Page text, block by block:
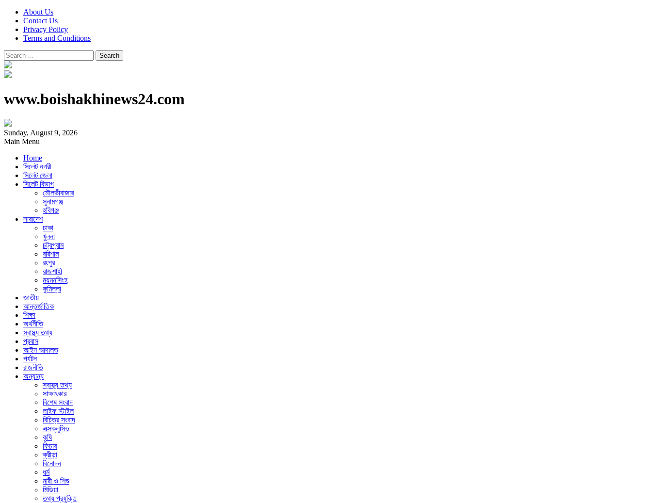
About Us
Contact Us
Privacy Policy
Terms and Conditions
Search
for:
www.boishakhinews24.com
Sunday, August 9, 2026
Main Menu
Home
সিলেট নগরী
সিলেট জেলা
সিলেট বিভাগ
মৌলভীবাজার
সুনামগঞ্জ
হবিগঞ্জ
সারাদেশ
ঢাকা
খুলনা
চট্রগ্রাম
বরিশাল
রংপুর
রাজশাহী
ময়মনসিংহ
কুমিল্লা
জাতীয়
আন্তর্জাতিক
শিক্ষা
অর্থনীতি
স্বাস্থ্য তথ্য
প্রবাস
আইন আদালত
পর্যটন
রাজনীতি
অন্যান্য
স্বাস্থ্য তথ্য
সাক্ষাৎকার
বিশেষ সংবাদ
লাইফ স্টাইল
বিচিত্র সংবাদ
এক্সক্লুসিভ
কৃষি
ফিচার
ক্রীড়া
বিনোদন
ধর্ম
নারী ও শিশু
মিডিয়া
তথ্য প্রযুক্তি